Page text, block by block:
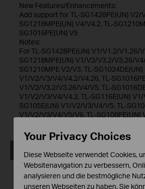
New Features/Enhancements:
Add support for TL-SG1428PE(UN) V2/
SG1218MPE(UN) V4/V4.2, TL-
SG1016PE(UN) V5
Notes:
For TL-SG1428PE(UN) V1/V1.2/V1.26/
SG1218MPE(UN) V1/V2/V3.2/V3.26/
SG1210MPE V2/V3, TL-SG1024DE(UN)
V1/V2/V3/V4/V4.2/V4.26, TL-
V1/V2/V3.2/V3.26/V4/V5, TL-
V1/V2/V3/V4/V4.2, TL-SG116E(UN)
SG105E(UN) V1/V2/V3/V4/V5, TL-
V1/V2/V3/V4/V5/V6, TL-SG108PE(UN)
Easy Smart Configuration Utility
Datum der Veröffentlichung:2022-02-
Your Privacy Choices
Diese Webseite verwendet Cookies,
Websitenavigation zu verbessern,
analysieren und die bestmögliche
unseren Webseiten zu haben. Sie